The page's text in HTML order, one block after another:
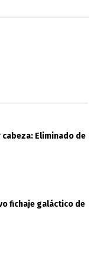
Eliminado de
fichaje galáctico de